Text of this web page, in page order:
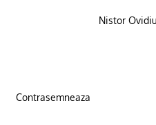
Nistor Ovidiu
Contrasemneaza